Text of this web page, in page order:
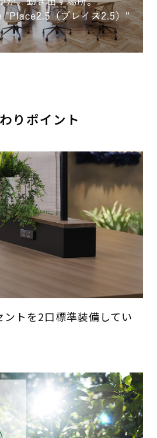
りポイント
トを2口標準装備してい